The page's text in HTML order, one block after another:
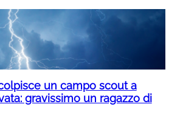
un campo scout a
gravissimo un ragazzo di